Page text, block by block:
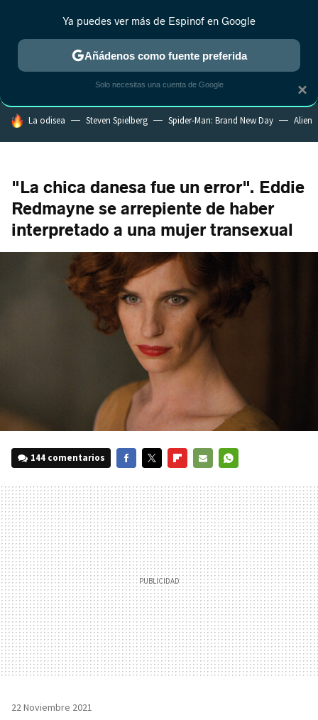
MENÚ NUEVO
ESTRENOS REALITY ANIME RANKINGS CINE
HOY SE HABLA DE
La odisea Steven Spielberg Spider-Man: Brand New Day Alien
"La chica danesa fue un error". Eddie
Redmayne se arrepiente de haber
interpretado a una mujer transexual
144 comentarios
MAIL
22 Noviembre 2021
×
Ya puedes ver más de Espinof en Google
Añádenos como fuente preferida
Solo necesitas una cuenta de Google